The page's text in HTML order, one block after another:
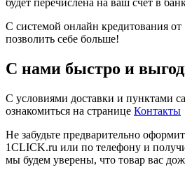
С системой онлайн кредитования
позволить себе больше!
С нами быстро и
С условиями доставки и пунктами
ознакомиться на странице Контакты
Не забудьте предварительно
1CLICK.ru или по телефону и
мы будем уверены, что товар вас